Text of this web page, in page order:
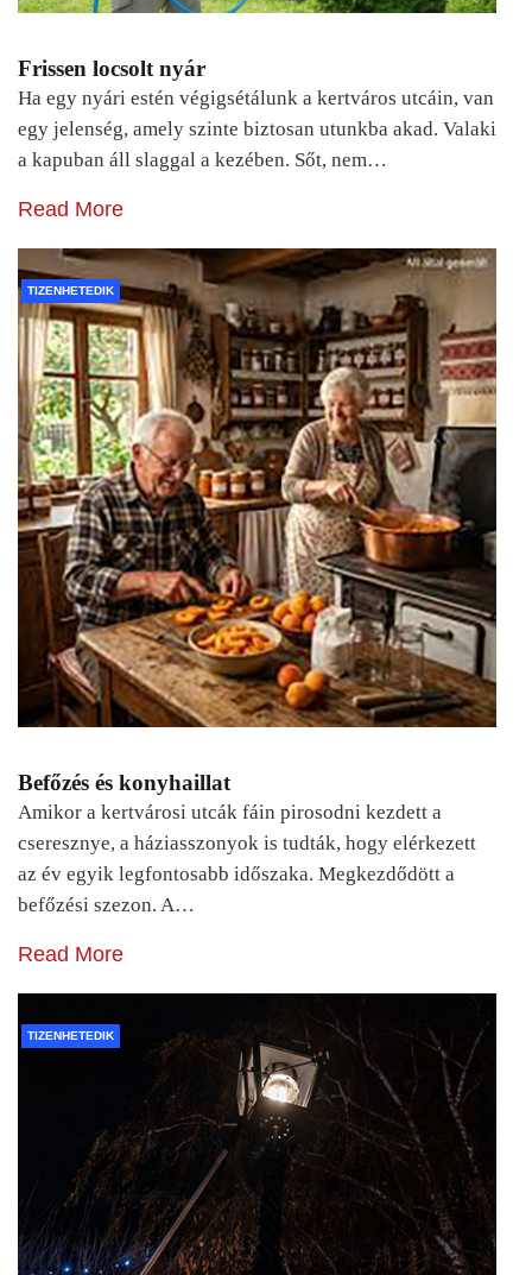
Frissen locsolt nyár
Ha egy nyári estén végigsétálunk a kertváros utcáin, van
egy jelenség, amely szinte biztosan utunkba akad. Valaki
a kapuban áll slaggal a kezében. Sőt, nem…
Read More
TIZENHETEDIK
Befőzés és konyhaillat
Amikor a kertvárosi utcák fáin pirosodni kezdett a
cseresznye, a háziasszonyok is tudták, hogy elérkezett
az év egyik legfontosabb időszaka. Megkezdődött a
befőzési szezon. A…
Read More
TIZENHETEDIK